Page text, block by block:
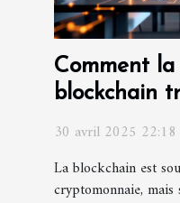
Comment
blockchain
30 avril 2025 22:18
La blockchain est
cryptomonnaie,